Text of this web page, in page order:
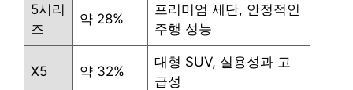
5시리
즈
약 28%
프리미엄 세단, 안정적인
주행 성능
X5 약 32%
대형 SUV, 실용성과 고
급성